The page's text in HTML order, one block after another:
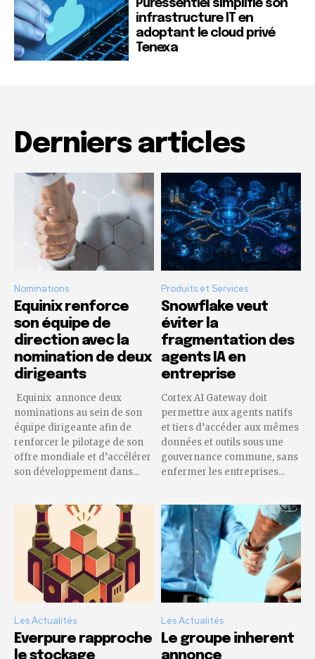
Puressentiel simplifie son
infrastructure IT en
adoptant le cloud privé
Tenexa
Derniers articles
Nominations
Equinix renforce
son équipe de
direction avec la
nomination de deux
dirigeants
Equinix annonce deux
nominations au sein de son
équipe dirigeante afin de
renforcer le pilotage de son
offre mondiale et d’accélérer
son développement dans...
Produits et Services
Snowflake veut
éviter la
fragmentation des
agents IA en
entreprise
Cortex AI Gateway doit
permettre aux agents natifs
et tiers d’accéder aux mêmes
données et outils sous une
gouvernance commune, sans
enfermer les entreprises...
Les Actualités
Everpure rapproche
Les Actualités
Le groupe inherent